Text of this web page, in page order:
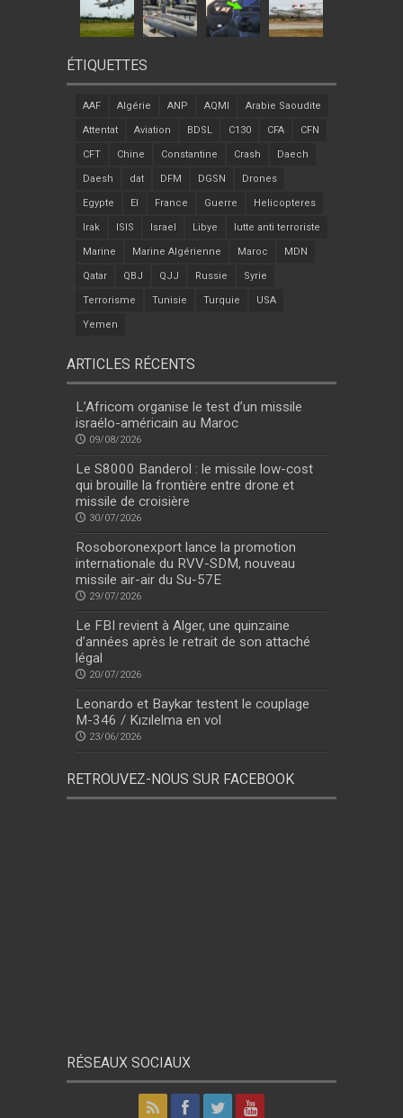
ÉTIQUETTES
AAF Algérie ANP AQMI Arabie Saoudite
Attentat Aviation BDSL C130 CFA CFN
CFT Chine Constantine Crash Daech
Daesh dat DFM DGSN Drones
Egypte EI France Guerre Helicopteres
Irak ISIS Israel Libye lutte anti terroriste
Marine Marine Algérienne Maroc MDN
Qatar QBJ QJJ Russie Syrie
Terrorisme Tunisie Turquie USA
Yemen
ARTICLES RÉCENTS
L’Africom organise le test d’un missile
israélo-américain au Maroc
09/08/2026
Le S8000 Banderol : le missile low-cost
qui brouille la frontière entre drone et
missile de croisière
30/07/2026
Rosoboronexport lance la promotion
internationale du RVV-SDM, nouveau
missile air-air du Su-57E
29/07/2026
Le FBI revient à Alger, une quinzaine
d’années après le retrait de son attaché
légal
20/07/2026
Leonardo et Baykar testent le couplage
M-346 / Kızılelma en vol
23/06/2026
RETROUVEZ-NOUS SUR FACEBOOK
RÉSEAUX SOCIAUX